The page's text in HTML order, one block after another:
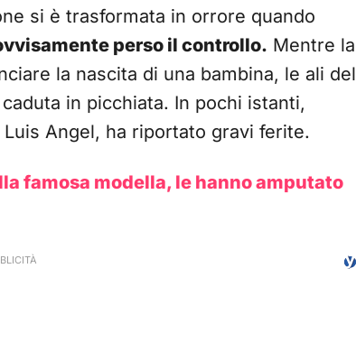
si è trasformata in orrore quando
perso il controllo. Mentre la
la nascita di una bambina, le ali del
in picchiata. In pochi istanti,
Angel, ha riportato gravi ferite.
famosa modella, le hanno amputato